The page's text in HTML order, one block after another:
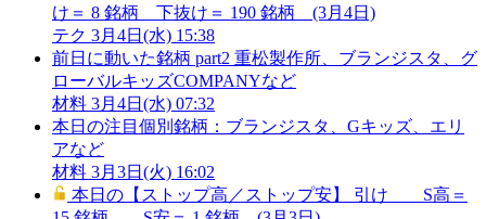
け＝ 8 銘柄 下抜け＝ 190 銘柄 (3月4日)
テク 3月4日(水) 15:38
前日に動いた銘柄 part2 重松製作所、ブランジスタ、グ
ローバルキッズCOMPANYなど
材料 3月4日(水) 07:32
本日の注目個別銘柄：ブランジスタ、Gキッズ、エリ
アなど
材料 3月3日(火) 16:02
本日の【ストップ高／ストップ安】 引け S高＝